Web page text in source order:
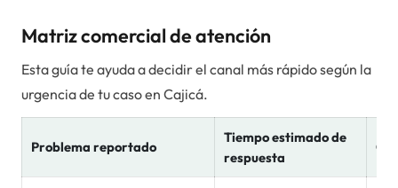
Matriz comercial de atención
Esta guía te ayuda a decidir el canal más rápido según la
urgencia de tu caso en Cajicá.
Problema reportado
Tiempo estimado de
respuesta